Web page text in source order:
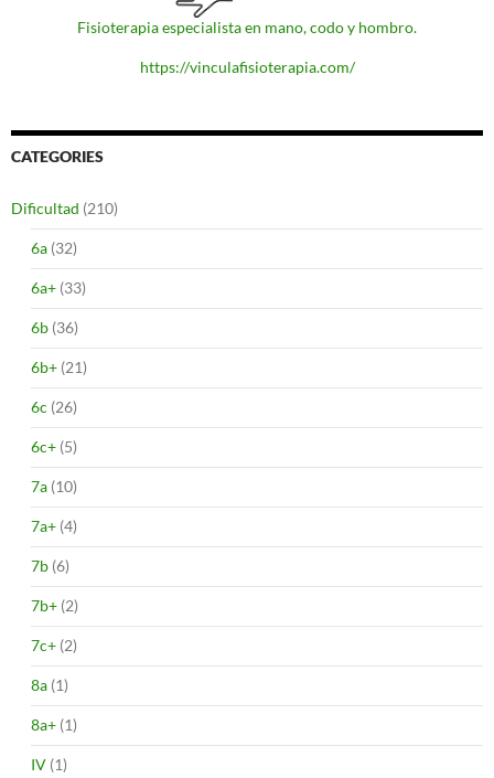
Fisioterapia especialista en mano, codo y hombro.
https://vinculafisioterapia.com/
CATEGORIES
Dificultad (210)
6a (32)
6a+ (33)
6b (36)
6b+ (21)
6c (26)
6c+ (5)
7a (10)
7a+ (4)
7b (6)
7b+ (2)
7c+ (2)
8a (1)
8a+ (1)
IV (1)